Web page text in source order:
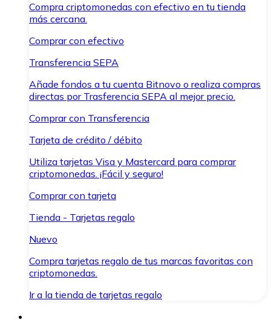
Compra criptomonedas con efectivo en tu tienda
más cercana.
Comprar con efectivo
Transferencia SEPA
Añade fondos a tu cuenta Bitnovo o realiza compras
directas por Trasferencia SEPA al mejor precio.
Comprar con Transferencia
Tarjeta de crédito / débito
Utiliza tarjetas Visa y Mastercard para comprar
criptomonedas. ¡Fácil y seguro!
Comprar con tarjeta
Tienda - Tarjetas regalo
Nuevo
Compra tarjetas regalo de tus marcas favoritas con
criptomonedas.
Ir a la tienda de tarjetas regalo